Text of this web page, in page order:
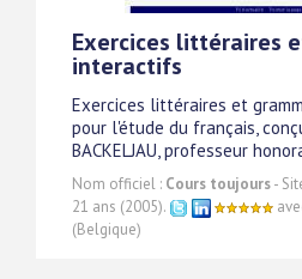
Exercices littéraires
interactifs
Exercices littéraires et
pour l'étude du français,
BACKELJAU, professeur
Nom officiel : Cours toujours-
21 ans (2005).
(Belgique)